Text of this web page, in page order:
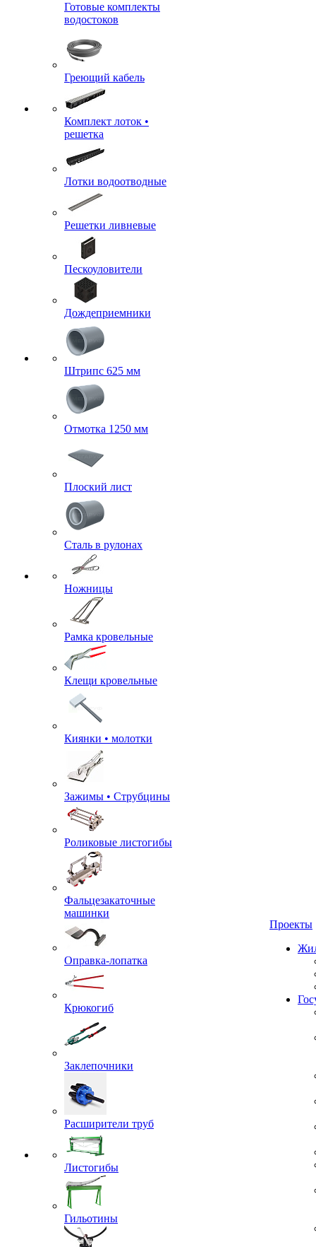
Готовые комплекты
водостоков
Греющий кабель
Комплект лоток •
решетка
Лотки водоотводные
Решетки ливневые
Пескоуловители
Дождеприемники
Штрипс 625 мм
Отмотка 1250 мм
Плоский лист
Сталь в рулонах
Ножницы
Рамка кровельные
Клещи кровельные
Киянки • молотки
Зажимы • Струбцины
Роликовые листогибы
Фальцезакаточные
машинки
Оправка-лопатка
Крюкогиб
Заклепочники
Расширители труб
Листогибы
Гильотины
Проекты